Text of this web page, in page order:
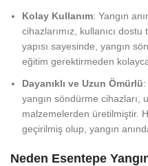
Kolay Kullanım: Yangın
cihazlarımız, kullanıcı
yapısı sayesinde, yangın
eğitim gerektirmeden
Dayanıklı ve Uzun Ömürlü
yangın söndürme cihazları,
malzemelerden üretilmiştir.
geçirilmiş olup, yangın
Neden Esentepe